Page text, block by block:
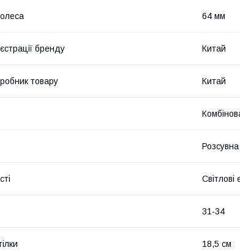
64 мм
бренду Китай
товару Китай
Розсувна
Світлові
31-34
18,5 см